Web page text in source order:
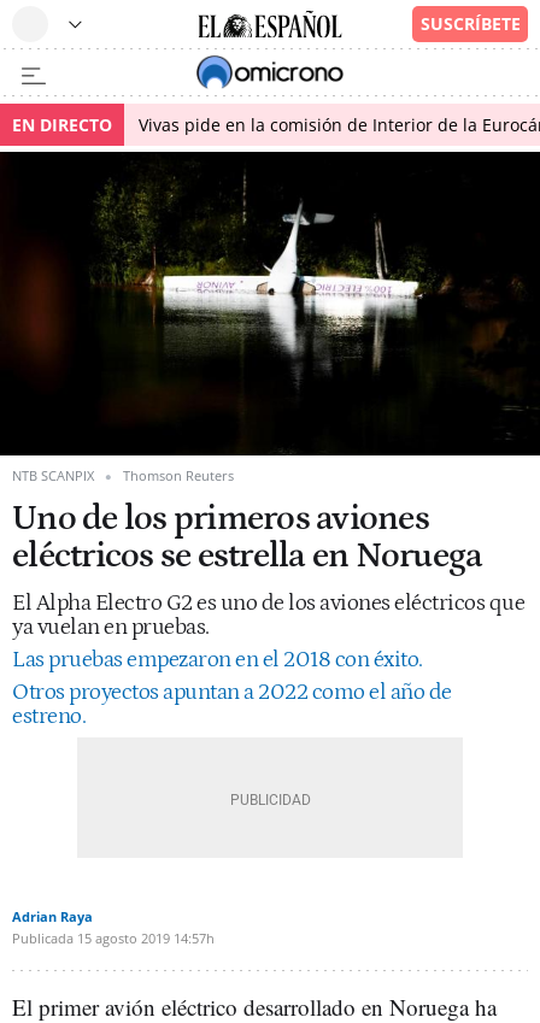
EN DIRECTO Vivas pide en la comisión de Interior de la
NTB SCANPIX Thomson Reuters
Uno de los primeros aviones
eléctricos se estrella en Noruega
El Alpha Electro G2 es uno de los aviones eléctricos que
ya vuelan en pruebas.
Las pruebas empezaron en el 2018 con éxito.
Otros proyectos apuntan a 2022 como el año de
estreno.
Adrian Raya
Publicada 15 agosto 2019 14:57h
El primer avión eléctrico desarrollado en Noruega ha